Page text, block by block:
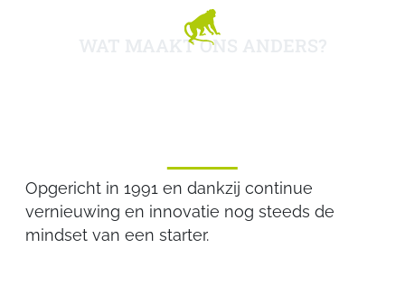
WAT MAAKT ONS ANDERS?
Opgericht in 1991 en dankzij continue
vernieuwing en innovatie nog steeds de
mindset van een starter.